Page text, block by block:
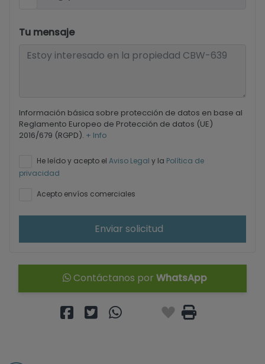
Tu mensaje
Información básica sobre protección de datos en base al
Reglamento Europeo de Protección de datos (UE)
2016/679 (RGPD). + Info
He leído y acepto el Aviso Legal y la Política de
privacidad
Acepto envíos comerciales
Enviar solicitud
Contáctanos por WhatsApp